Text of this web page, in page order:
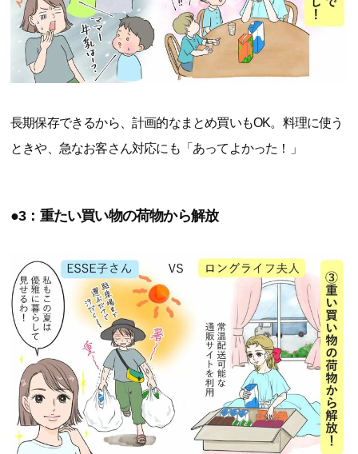
長期保存できるから、計画的なまとめ買いもOK。料理に使う
ときや、急なお客さん対応にも「あってよかった！」
●3：重たい買い物の荷物から解放